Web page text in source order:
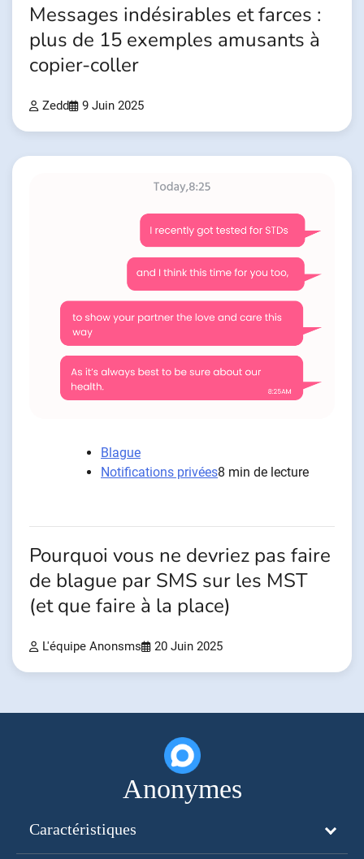
Messages indésirables et farces :
plus de 15 exemples amusants à
copier-coller
Zedd 9 Juin 2025
Blague
Notifications privées8 min de lecture
Pourquoi vous ne devriez pas faire
de blague par SMS sur les MST
(et que faire à la place)
L'équipe Anonsms 20 Juin 2025
Anonymes
Caractéristiques